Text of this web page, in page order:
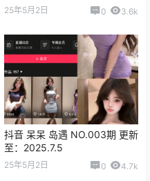
25年5月2日 0 3.6k
抖音 呆呆 岛遇 NO.003期 更新
至：2025.7.5
25年5月2日 0 4.7k